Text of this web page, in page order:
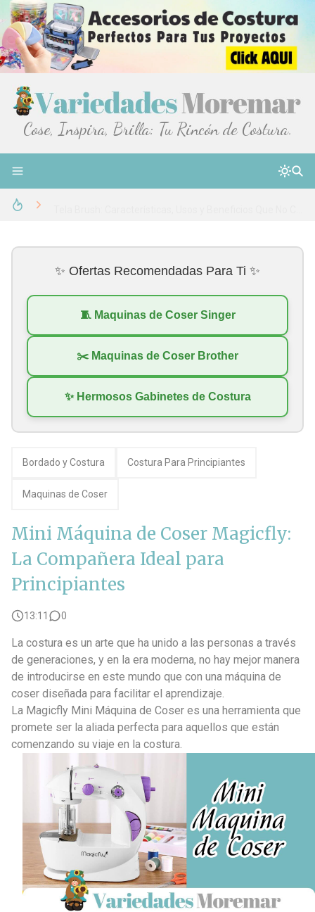
Cose, Inspira, Brilla: Tu Rincón de Costura.
Más de 20 frases de costura y moda que te inspirarán y emocionarán
Cómo hacer un nudo corredizo para comenzar y terminar una costura
✨ Ofertas Recomendadas Para Ti ✨
🧵 Maquinas de Coser Singer
✂️ Maquinas de Coser Brother
✨ Hermosos Gabinetes de Costura
Bordado y Costura Costura Para Principiantes
Maquinas de Coser
Mini Máquina de Coser Magicfly:
La Compañera Ideal para
Principiantes
13:11 0
La costura es un arte que ha unido a las personas a través
de generaciones, y en la era moderna, no hay mejor manera
de introducirse en este mundo que con una máquina de
coser diseñada para facilitar el aprendizaje.
La Magicfly Mini Máquina de Coser es una herramienta que
promete ser la aliada perfecta para aquellos que están
comenzando su viaje en la costura.